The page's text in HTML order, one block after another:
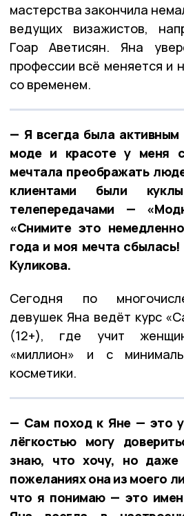
мастерства закончила
ведущих визажистов,
Гоар Аветисян. Яна
профессии всё меняется и
со временем.
— Я всегда была активным
моде и красоте у меня
мечтала преображать
клиентами были
телепередачами —
«Снимите это
года и моя мечта
Куликова.
Сегодня по
девушек Яна ведёт курс
(12+), где учит
«миллион» и с
косметики.
— Сам поход к Яне — это
лёгкостью могу
знаю, что хочу, но даже
пожеланиях она из моего
что я понимаю — это